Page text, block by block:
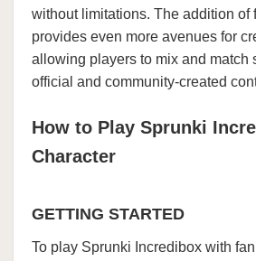
without limitations. The addition of
provides even more avenues for
allowing players to mix and match
official and community-created
How to Play Sprunki
Character
GETTING STARTED
To play Sprunki Incredibox with